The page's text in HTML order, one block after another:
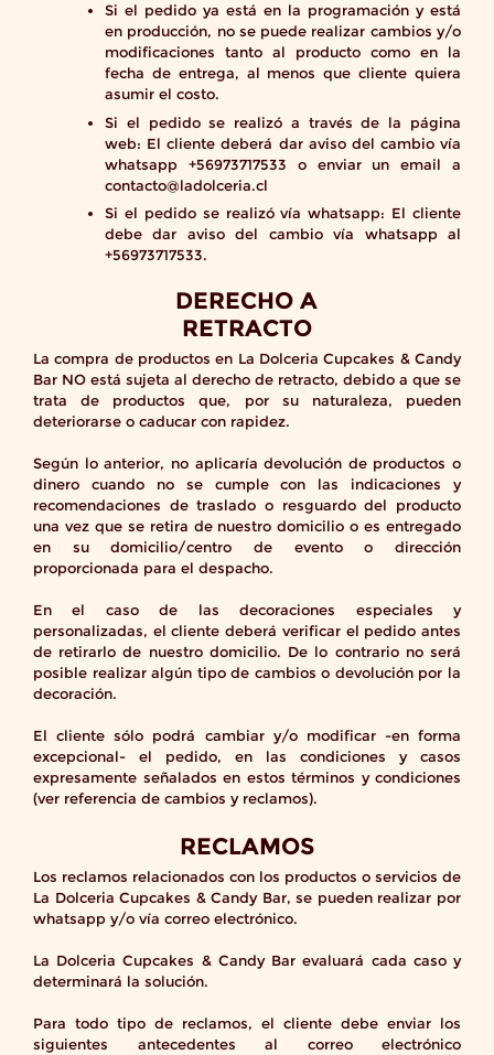
Si el pedido ya está en la programación y está
en producción, no se puede realizar cambios y/o
modificaciones tanto al producto como en la
fecha de entrega, al menos que cliente quiera
asumir el costo.
Si el pedido se realizó a través de la página
web: El cliente deberá dar aviso del cambio vía
whatsapp +56973717533 o enviar un email a
contacto@ladolceria.cl
Si el pedido se realizó vía whatsapp: El cliente
debe dar aviso del cambio vía whatsapp al
+56973717533.
DERECHO A
RETRACTO
La compra de productos en La Dolceria Cupcakes & Candy
Bar NO está sujeta al derecho de retracto, debido a que se
trata de productos que, por su naturaleza, pueden
deteriorarse o caducar con rapidez.
Según lo anterior, no aplicaría devolución de productos o
dinero cuando no se cumple con las indicaciones y
recomendaciones de traslado o resguardo del producto
una vez que se retira de nuestro domicilio o es entregado
en su domicilio/centro de evento o dirección
proporcionada para el despacho.
En el caso de las decoraciones especiales y
personalizadas, el cliente deberá verificar el pedido antes
de retirarlo de nuestro domicilio. De lo contrario no será
posible realizar algún tipo de cambios o devolución por la
decoración.
El cliente sólo podrá cambiar y/o modificar -en forma
excepcional- el pedido, en las condiciones y casos
expresamente señalados en estos términos y condiciones
(ver referencia de cambios y reclamos).
RECLAMOS
Los reclamos relacionados con los productos o servicios de
La Dolceria Cupcakes & Candy Bar, se pueden realizar por
whatsapp y/o vía correo electrónico.
La Dolceria Cupcakes & Candy Bar evaluará cada caso y
determinará la solución.
Para todo tipo de reclamos, el cliente debe enviar los
siguientes antecedentes al correo electrónico